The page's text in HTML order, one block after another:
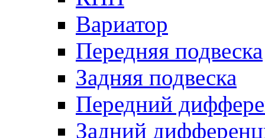
Вариатор
Передняя подвеска
Задняя подвеска
Передний
Задний